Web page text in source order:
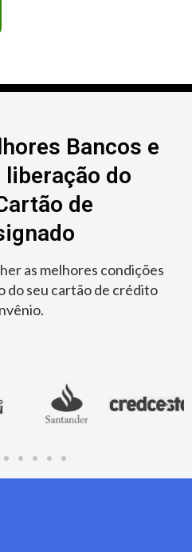
Bancos e
do
de
as melhores condições
do seu cartão de crédito